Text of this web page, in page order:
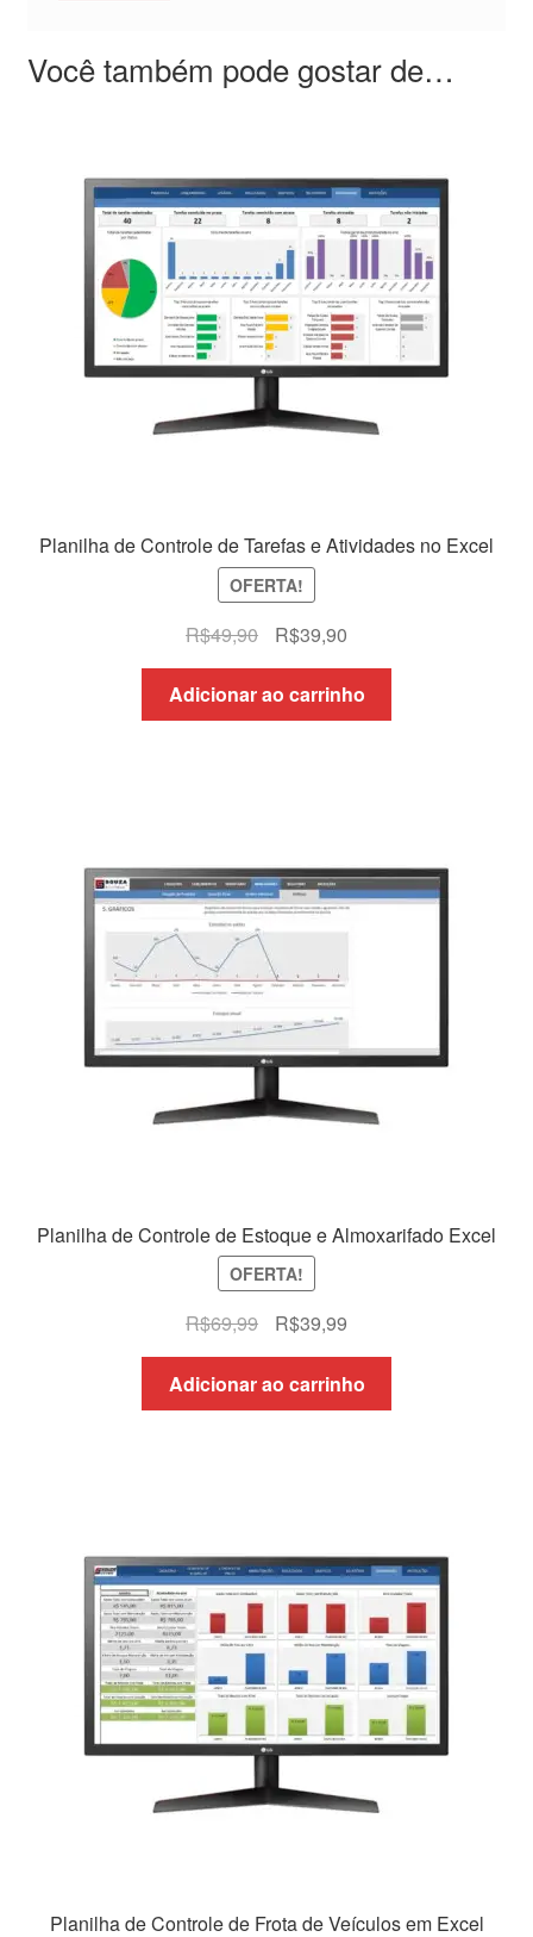
Você também pode gostar de…
Planilha de Controle de Tarefas e Atividades no Excel
OFERTA!
R$49,90
O
preço
original
era:
R$39,90O
preço
atual
é:
Adicionar ao carrinho
Planilha de Controle de Estoque e Almoxarifado Excel
OFERTA!
R$69,99
O
preço
original
era:
R$39,99O
preço
atual
é:
Adicionar ao carrinho
Planilha de Controle de Frota de Veículos em Excel